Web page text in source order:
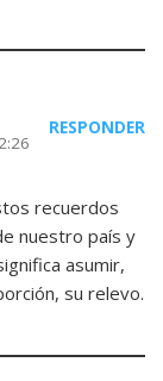
RESPONDER
recuerdos
nuestro país y
asumir,
su relevo.